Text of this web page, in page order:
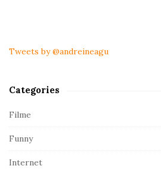
i
d
b
a
Tweets by @andreineagu
Categories
Filme
Funny
Internet